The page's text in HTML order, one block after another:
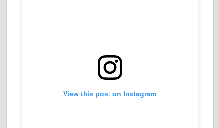
View this post on Instagram